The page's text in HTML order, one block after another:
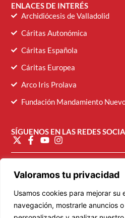
Valoramos tu privacidad
Usamos cookies para mejorar su
navegación, mostrarle anuncios
ENLACES DE INTERÉS
Archidiócesis de Valladolid
Cáritas Autonómica
Cáritas Española
Cáritas Europea
Arco Iris Prolava
Fundación Mandamiento
SÍGUENOS EN LAS REDES